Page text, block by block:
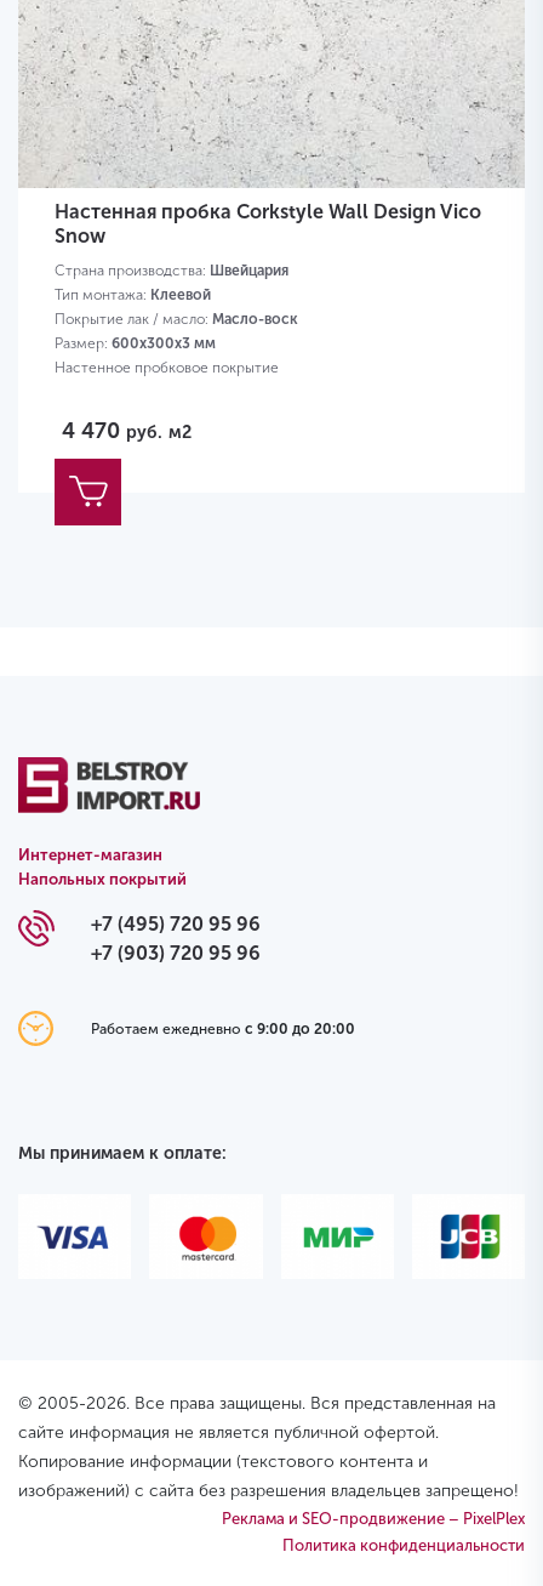
Настенная пробка Corkstyle Wall Design Vico
Snow
Страна производства: Швейцария
Тип монтажа: Клеевой
Покрытие лак / масло: Масло-воск
Размер: 600х300х3 мм
Настенное пробковое покрытие
4 470 руб. м2
Интернет-магазин
Напольных покрытий
+7 (495) 720 95 96
+7 (903) 720 95 96
Работаем ежедневно с 9:00 до 20:00
Мы принимаем к оплате:
© 2005-2026. Все права защищены. Вся представленная на
сайте информация не является публичной офертой.
Копирование информации (текстового контента и
изображений) с сайта без разрешения владельцев запрещено!
Реклама и SEO-продвижение – PixelPlex
Политика конфиденциальности